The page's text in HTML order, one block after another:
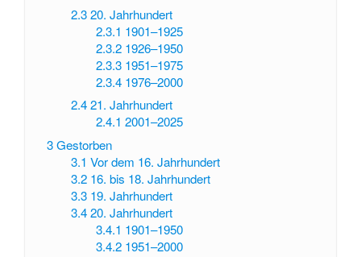
2.3 20. Jahrhundert
2.3.1 1901–1925
2.3.2 1926–1950
2.3.3 1951–1975
2.3.4 1976–2000
2.4 21. Jahrhundert
2.4.1 2001–2025
3Gestorben
3.1 Vor dem 16. Jahrhundert
3.2 16. bis 18. Jahrhundert
3.3 19. Jahrhundert
3.4 20. Jahrhundert
3.4.1 1901–1950
3.4.2 1951–2000